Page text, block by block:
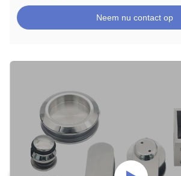
Neem nu contact op